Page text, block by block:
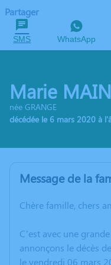
Partager
SMS WhatsApp
Marie
née GRANGE
décédée le 6 mars 2020 à
Message de la
Chère famille, chers
C’est avec une
annonçons le décès
le vendredi 06 mars